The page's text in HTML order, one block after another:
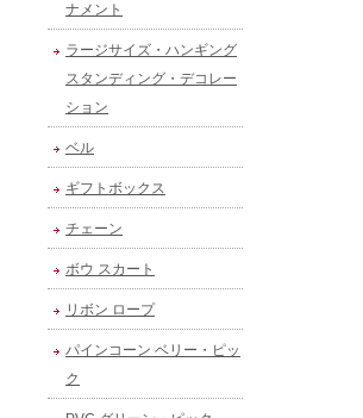
ナメント
ラージサイズ・ハンギング
スタンディング・デコレー
ション
ベル
ギフトボックス
チェーン
ボウ スカート
リボン ロープ
パインコーン ベリー・ピッ
ク